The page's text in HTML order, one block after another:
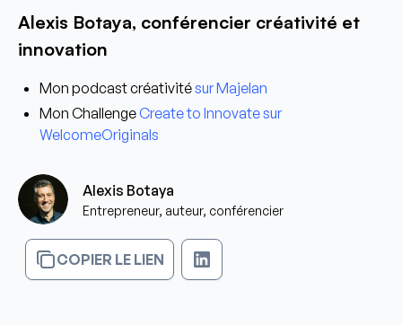
Alexis Botaya, conférencier créativité et
innovation
Mon podcast créativitésurMajelan
Mon ChallengeCreate to Innovatesur
WelcomeOriginals
Alexis Botaya
Entrepreneur, auteur, conférencier
COPIER LE LIEN